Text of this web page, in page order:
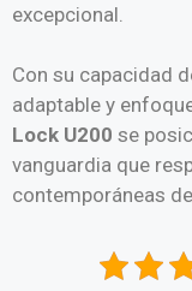
excepcional.
Con su capacidad
adaptable y
Lock U200 se
vanguardia que
contemporáneas